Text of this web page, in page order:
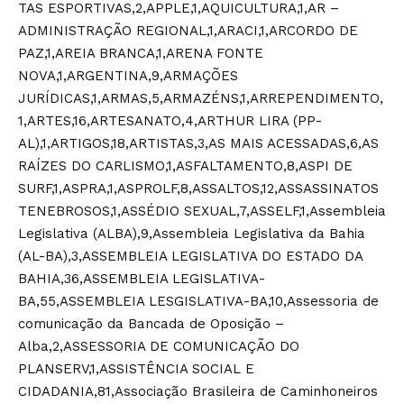
TAS ESPORTIVAS,2,APPLE,1,AQUICULTURA,1,AR –
ADMINISTRAÇÃO REGIONAL,1,ARACI,1,ARCORDO DE
PAZ,1,AREIA BRANCA,1,ARENA FONTE
NOVA,1,ARGENTINA,9,ARMAÇÕES
JURÍDICAS,1,ARMAS,5,ARMAZÉNS,1,ARREPENDIMENTO,
1,ARTES,16,ARTESANATO,4,ARTHUR LIRA (PP-
AL),1,ARTIGOS,18,ARTISTAS,3,AS MAIS ACESSADAS,6,AS
RAÍZES DO CARLISMO,1,ASFALTAMENTO,8,ASPI DE
SURF,1,ASPRA,1,ASPROLF,8,ASSALTOS,12,ASSASSINATOS
TENEBROSOS,1,ASSÉDIO SEXUAL,7,ASSELF,1,Assembleia
Legislativa (ALBA),9,Assembleia Legislativa da Bahia
(AL-BA),3,ASSEMBLEIA LEGISLATIVA DO ESTADO DA
BAHIA,36,ASSEMBLEIA LEGISLATIVA-
BA,55,ASSEMBLEIA LESGISLATIVA-BA,10,Assessoria de
comunicação da Bancada de Oposição –
Alba,2,ASSESSORIA DE COMUNICAÇÃO DO
PLANSERV,1,ASSISTÊNCIA SOCIAL E
CIDADANIA,81,Associação Brasileira de Caminhoneiros